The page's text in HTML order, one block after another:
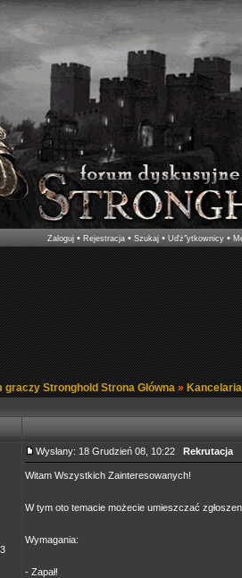
Zaloguj • Rejestracja • Szukaj • Uďż˝ytkownicy •
Stronghold Strona Główna»
Wysłany: 18 Grudzień 08, 10:22 Rekrutacja
Witam Wszystkich Zainteresowanych!
W tym oto temacie możecie umieszczać
Wymagania:
- Zapał!